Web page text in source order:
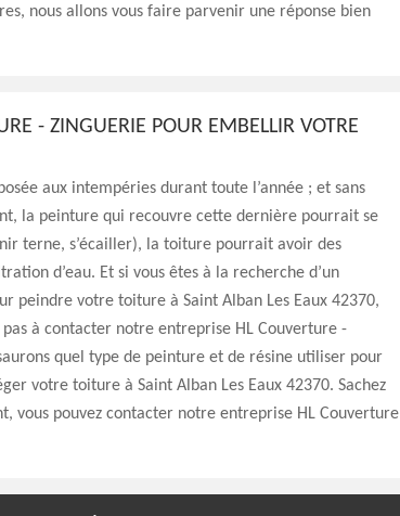
nous allons vous faire parvenir une réponse bien
- ZINGUERIE POUR EMBELLIR VOTRE
aux intempéries durant toute l’année ; et sans
la peinture qui recouvre cette dernière pourrait se
terne, s’écailler), la toiture pourrait avoir des
d’eau. Et si vous êtes à la recherche d’un
peindre votre toiture à Saint Alban Les Eaux 42370,
pas à contacter notre entreprise HL Couverture -
quel type de peinture et de résine utiliser pour
votre toiture à Saint Alban Les Eaux 42370. Sachez
vous pouvez contacter notre entreprise HL Couverture